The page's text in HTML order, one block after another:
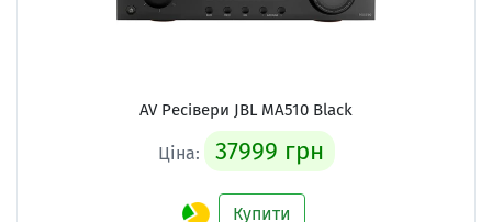
AV Ресівери JBL MA510 Black
Ціна: 37999 грн
Купити